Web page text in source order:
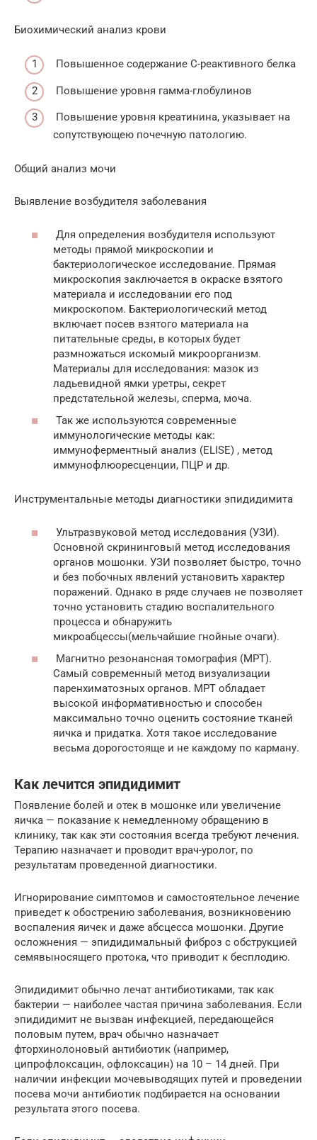
Биохимический анализ крови
Повышенное содержание С-реактивного белка
Повышение уровня гамма-глобулинов
Повышение уровня креатинина, указывает на
сопутствующею почечную патологию.
Общий анализ мочи
Выявление возбудителя заболевания
Для определения возбудителя используют
методы прямой микроскопии и
бактериологическое исследование. Прямая
микроскопия заключается в окраске взятого
материала и исследовании его под
микроскопом. Бактериологический метод
включает посев взятого материала на
питательные среды, в которых будет
размножаться искомый микроорганизм.
Материалы для исследования: мазок из
ладьевидной ямки уретры, секрет
предстательной железы, сперма, моча.
Так же используются современные
иммунологические методы как:
иммуноферментный анализ (ELISE) , метод
иммунофлюоресценции, ПЦР и др.
Инструментальные методы диагностики эпидидимита
Ультразвуковой метод исследования (УЗИ).
Основной скрининговый метод исследования
органов мошонки. УЗИ позволяет быстро, точно
и без побочных явлений установить характер
поражений. Однако в ряде случаев не позволяет
точно установить стадию воспалительного
процесса и обнаружить
микроабцессы(мельчайшие гнойные очаги).
Магнитно резонансная томография (МРТ).
Самый современный метод визуализации
паренхиматозных органов. МРТ обладает
высокой информативностью и способен
максимально точно оценить состояние тканей
яичка и придатка. Хотя такое исследование
весьма дорогостояще и не каждому по карману.
Как лечится эпидидимит
Появление болей и отек в мошонке или увеличение
яичка — показание к немедленному обращению в
клинику, так как эти состояния всегда требуют лечения.
Терапию назначает и проводит врач-уролог, по
результатам проведенной диагностики.
Игнорирование симптомов и самостоятельное лечение
приведет к обострению заболевания, возникновению
воспаления яичек и даже абсцесса мошонки. Другие
осложнения — эпидидимальный фиброз с обструкцией
семявыносящего протока, что приводит к бесплодию.
Эпидидимит обычно лечат антибиотиками, так как
бактерии — наиболее частая причина заболевания. Если
эпидидимит не вызван инфекцией, передающейся
половым путем, врач обычно назначает
фторхинолоновый антибиотик (например,
ципрофлоксацин, офлоксацин) на 10 – 14 дней. При
наличии инфекции мочевыводящих путей и проведении
посева мочи антибиотик подбирается на основании
результата этого посева.